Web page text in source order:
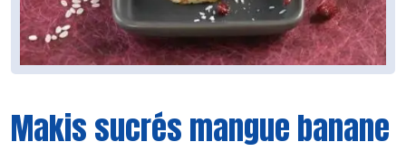
Makis sucrés mangue banane